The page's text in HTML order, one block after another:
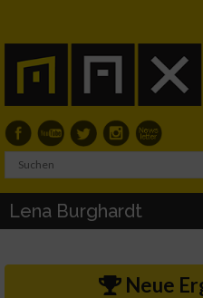
Lena Burghardt
Neue